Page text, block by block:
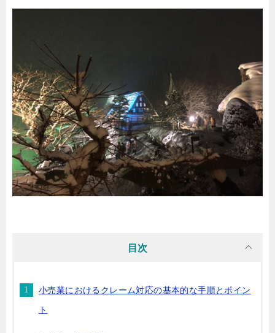
目次
小売業におけるクレーム対応の基本的な手順とポイン
ト